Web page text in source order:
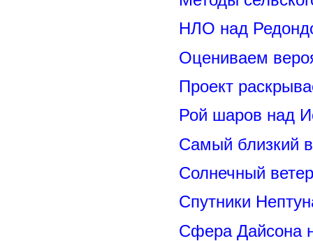
НЛО над
Оцениваем
Проект
Рой шаров над
Самый близкий
Солнечный
Спутники
Сфера Дайсона